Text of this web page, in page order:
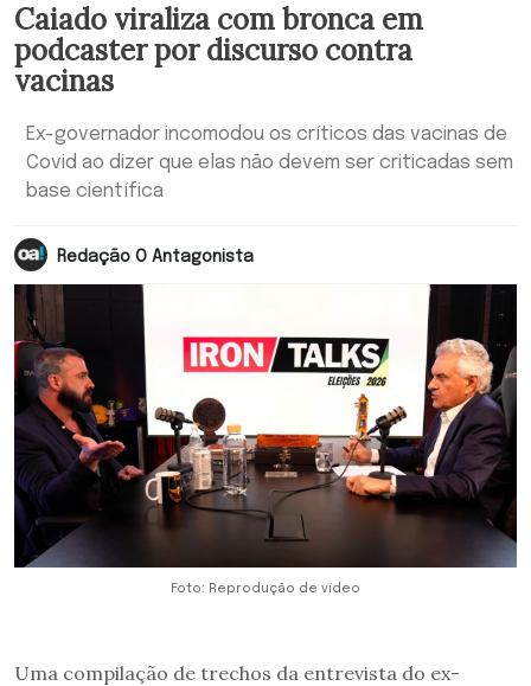
Caiado viraliza com bronca em
podcaster por discurso contra
vacinas
Ex-governador incomodou os críticos das vacinas de
Covid ao dizer que elas não devem ser criticadas sem
base científica
Redação O Antagonista
Foto: Reprodução de vídeo
Uma compilação de trechos da entrevista do ex-